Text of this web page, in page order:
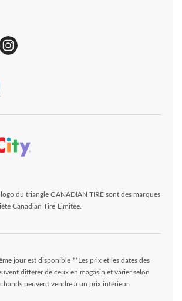
du triangle CANADIAN TIRE sont des marques
Canadian Tire Limitée.
jour est disponible **Les prix et les dates des
différer de ceux en magasin et varier selon
peuvent vendre à un prix inférieur.